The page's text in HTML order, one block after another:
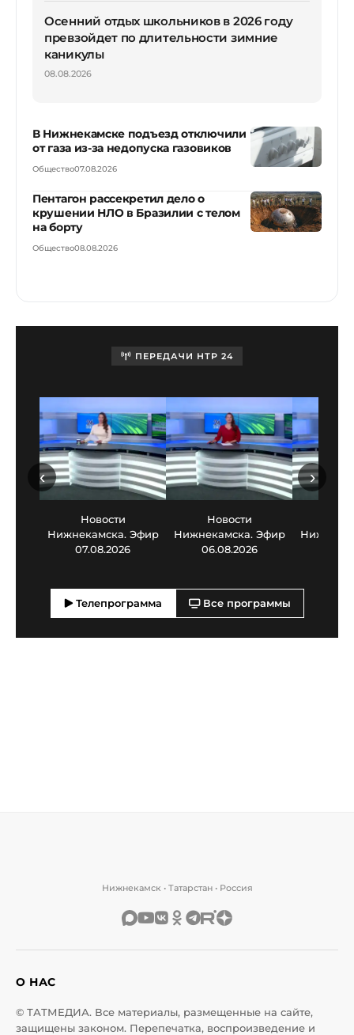
Осенний отдых школьников в 2026 году
превзойдет по длительности зимние
каникулы
08.08.2026
В Нижнекамске подъезд отключили
от газа из-за недопуска газовиков
Общество07.08.2026
Пентагон рассекретил дело о
крушении НЛО в Бразилии с телом
на борту
Общество08.08.2026
ПЕРЕДАЧИ НТР 24
Новости
Нижнекамска. Эфир
07.08.2026
Новости
Нижнекамска. Эфир
06.08.2026
‹ ›
Телепрограмма Все программы
Нижнекамск • Татарстан • Россия
О НАС
© ТАТМЕДИА. Все материалы, размещенные на сайте,
защищены законом. Перепечатка, воспроизведение и